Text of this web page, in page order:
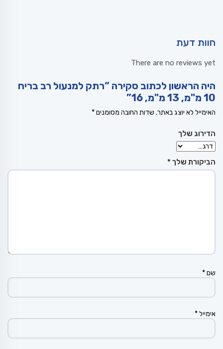
חוות דעת
There are no reviews yet
היה הראשון לכתוב סקירה “רתק למנעול רב בריח
10 מ"מ, 13 מ"מ, 16”
האימייל לא יוצג באתר. שדות החובה מסומנים*
הדירוג שלך
הביקורת שלך *
שם*
אימייל*